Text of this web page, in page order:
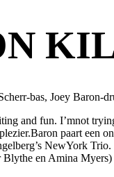
bas, Joey Baron-
and fun. I’mnot
paart
NewYork
en Amina